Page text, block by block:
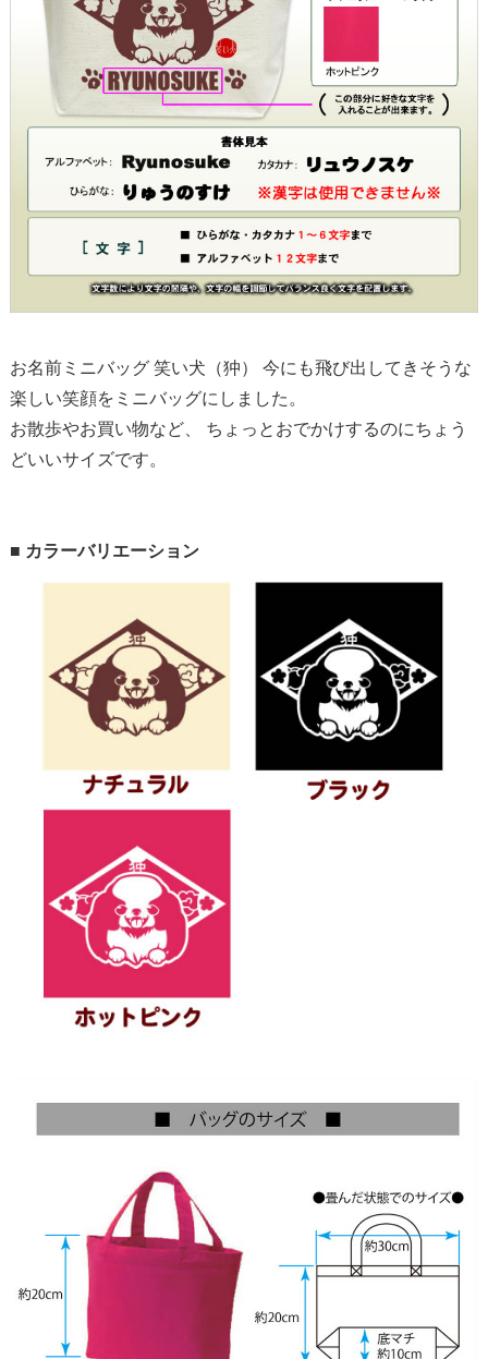
お名前ミニバッグ 笑い犬（狆） 今にも飛び出してきそうな
楽しい笑顔をミニバッグにしました。
お散歩やお買い物など、 ちょっとおでかけするのにちょう
どいいサイズです。
■ カラーバリエーション